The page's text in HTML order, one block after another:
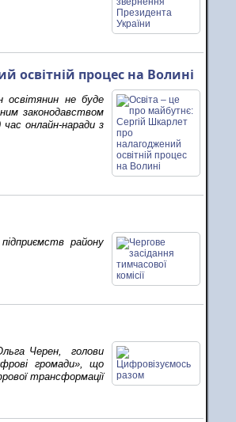
освітній процес на Волині
освітянин не буде
законодавством
онлайн-наради з
району
Ольга Черен, голови
громади», що
трансформації